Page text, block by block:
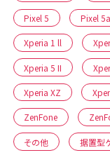
Pixel 5 Pixel 5a
Xperia 1 ll
Xperia 5 II
Xperia XZ
ZenFone
その他 据置型